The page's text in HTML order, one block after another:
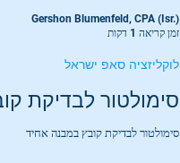
סימולטור לבדיקת
סימולטור לבדיקת קובץ במבנה אחיד
לוקליזציה סאפ ישראל
Gershon Blumenfeld, CPA (Isr.)
זמן קריאה 1 דקות